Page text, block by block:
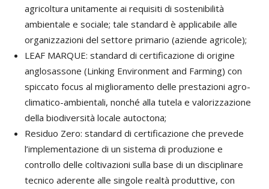
agricoltura unitamente ai requisiti di sostenibilità
ambientale e sociale; tale standard è applicabile alle
organizzazioni del settore primario (aziende agricole);
LEAF MARQUE: standard di certificazione di origine
anglosassone (Linking Environment and Farming) con
spiccato focus al miglioramento delle prestazioni agro-
climatico-ambientali, nonché alla tutela e valorizzazione
della biodiversità locale autoctona;
Residuo Zero: standard di certificazione che prevede
l’implementazione di un sistema di produzione e
controllo delle coltivazioni sulla base di un disciplinare
tecnico aderente alle singole realtà produttive, con